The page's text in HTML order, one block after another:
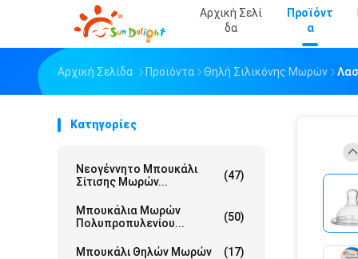
Αρχική Σελί
Δα
Προϊόντ
Α
Αρχική Σελίδα Προϊόντα Θηλή Σιλικόνης Μωρών
Κατηγορίες
Νεογέννητο Μπουκάλι
Σίτισης Μωρών...
(47)
Μπουκάλια Μωρών
Πολυπροπυλενίου...
(50)
Μπουκάλι Θηλών Μωρών (17)